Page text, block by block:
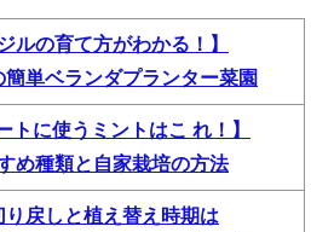
ルの育て方がわかる！】
簡単ベランダプランター菜園
トに使うミントはこ れ！】
め種類と自家栽培の方法
り戻しと植え替え時期は